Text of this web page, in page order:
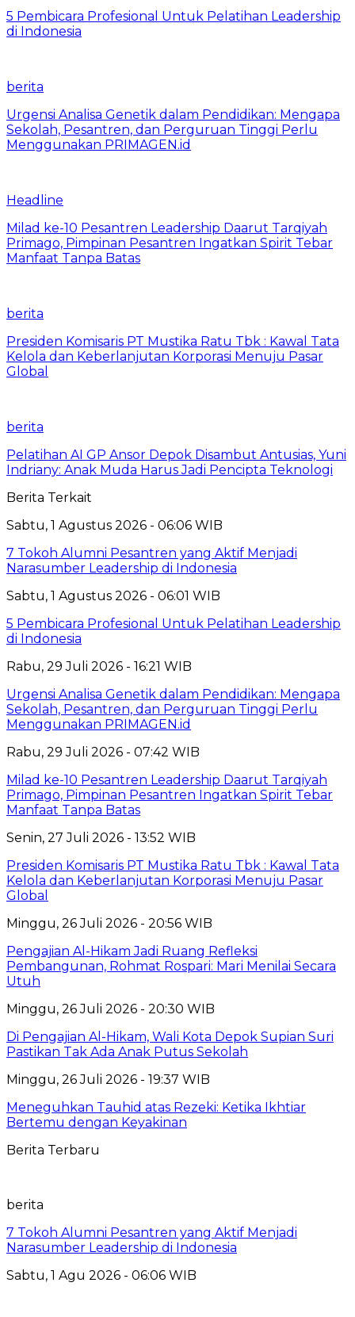
5 Pembicara Profesional Untuk Pelatihan Leadership
di Indonesia
berita
Urgensi Analisa Genetik dalam Pendidikan: Mengapa
Sekolah, Pesantren, dan Perguruan Tinggi Perlu
Menggunakan PRIMAGEN.id
Headline
Milad ke-10 Pesantren Leadership Daarut Tarqiyah
Primago, Pimpinan Pesantren Ingatkan Spirit Tebar
Manfaat Tanpa Batas
berita
Presiden Komisaris PT Mustika Ratu Tbk : Kawal Tata
Kelola dan Keberlanjutan Korporasi Menuju Pasar
Global
berita
Pelatihan AI GP Ansor Depok Disambut Antusias, Yuni
Indriany: Anak Muda Harus Jadi Pencipta Teknologi
Berita Terkait
Sabtu, 1 Agustus 2026 - 06:06 WIB
7 Tokoh Alumni Pesantren yang Aktif Menjadi
Narasumber Leadership di Indonesia
Sabtu, 1 Agustus 2026 - 06:01 WIB
5 Pembicara Profesional Untuk Pelatihan Leadership
di Indonesia
Rabu, 29 Juli 2026 - 16:21 WIB
Urgensi Analisa Genetik dalam Pendidikan: Mengapa
Sekolah, Pesantren, dan Perguruan Tinggi Perlu
Menggunakan PRIMAGEN.id
Rabu, 29 Juli 2026 - 07:42 WIB
Milad ke-10 Pesantren Leadership Daarut Tarqiyah
Primago, Pimpinan Pesantren Ingatkan Spirit Tebar
Manfaat Tanpa Batas
Senin, 27 Juli 2026 - 13:52 WIB
Presiden Komisaris PT Mustika Ratu Tbk : Kawal Tata
Kelola dan Keberlanjutan Korporasi Menuju Pasar
Global
Minggu, 26 Juli 2026 - 20:56 WIB
Pengajian Al-Hikam Jadi Ruang Refleksi
Pembangunan, Rohmat Rospari: Mari Menilai Secara
Utuh
Minggu, 26 Juli 2026 - 20:30 WIB
Di Pengajian Al-Hikam, Wali Kota Depok Supian Suri
Pastikan Tak Ada Anak Putus Sekolah
Minggu, 26 Juli 2026 - 19:37 WIB
Meneguhkan Tauhid atas Rezeki: Ketika Ikhtiar
Bertemu dengan Keyakinan
Berita Terbaru
berita
7 Tokoh Alumni Pesantren yang Aktif Menjadi
Narasumber Leadership di Indonesia
Sabtu, 1 Agu 2026 - 06:06 WIB